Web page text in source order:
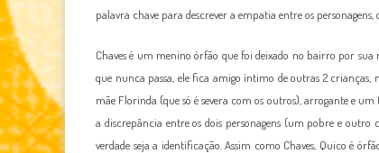
palavra chave para descrever a empatia entre os
Chaves é um menino órfão que foi deixado no bairro por
que nunca passa, ele fica amigo íntimo de outras 2
mãe Florinda (que só é severa com os outros), arrogante e
a discrepância entre os dois personagens (um pobre e outro
verdade seja a identificação. Assim como Chaves, Quico é